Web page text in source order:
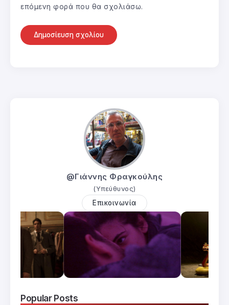
επόμενη φορά που θα σχολιάσω.
@Γιάννης Φραγκούλης
(Υπεύθυνος)
Επικοινωνία
Popular Posts